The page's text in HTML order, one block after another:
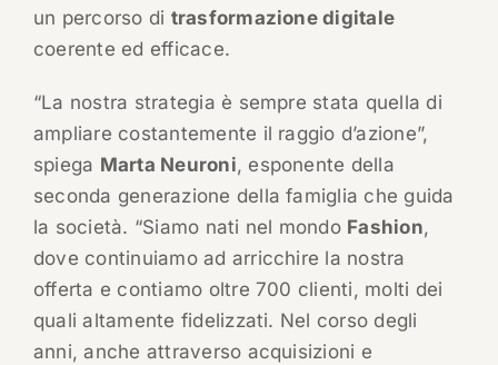
un percorso di trasformazione digitale
coerente ed efficace.
“La nostra strategia è sempre stata quella di
ampliare costantemente il raggio d’azione”,
spiega Marta Neuroni, esponente della
seconda generazione della famiglia che guida
la società. “Siamo nati nel mondo Fashion,
dove continuiamo ad arricchire la nostra
offerta e contiamo oltre 700 clienti, molti dei
quali altamente fidelizzati. Nel corso degli
anni, anche attraverso acquisizioni e